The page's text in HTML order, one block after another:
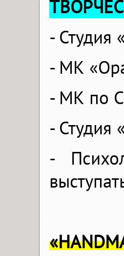
- Студия
- МК
- МК по
- Студия
-
«